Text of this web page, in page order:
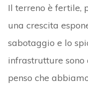
Il terreno è fertile,
una crescita
sabotaggio e lo
infrastrutture
penso che